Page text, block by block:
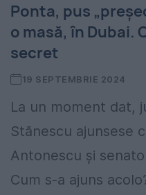
Ponta, pus
o masă, în Dubai.
secret
19 SEPTEMBRIE 2024
La un moment dat,
Stănescu ajunsese
Antonescu și
Cum s-a ajuns